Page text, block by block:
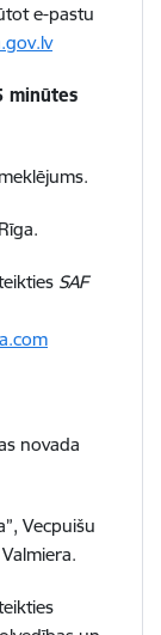
e-pastu
minūtes
SAF
novada
Vecpuišu